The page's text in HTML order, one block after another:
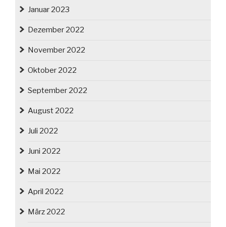
Januar 2023
Dezember 2022
November 2022
Oktober 2022
September 2022
August 2022
Juli 2022
Juni 2022
Mai 2022
April 2022
März 2022